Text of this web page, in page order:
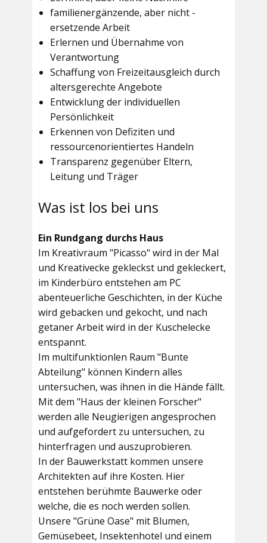
familienergänzende, aber nicht -
ersetzende Arbeit
Erlernen und Übernahme von
Verantwortung
Schaffung von Freizeitausgleich durch
altersgerechte Angebote
Entwicklung der individuellen
Persönlichkeit
Erkennen von Defiziten und
ressourcenorientiertes Handeln
Transparenz gegenüber Eltern,
Leitung und Träger
Was ist los bei uns
Ein Rundgang durchs Haus
Im Kreativraum "Picasso" wird in der Mal
und Kreativecke gekleckst und gekleckert,
im Kinderbüro entstehen am PC
abenteuerliche Geschichten, in der Küche
wird gebacken und gekocht, und nach
getaner Arbeit wird in der Kuschelecke
entspannt.
Im multifunktionlen Raum "Bunte
Abteilung" können Kindern alles
untersuchen, was ihnen in die Hände fällt.
Mit dem "Haus der kleinen Forscher"
werden alle Neugierigen angesprochen
und aufgefordert zu untersuchen, zu
hinterfragen und auszuprobieren.
In der Bauwerkstatt kommen unsere
Architekten auf ihre Kosten. Hier
entstehen berühmte Bauwerke oder
welche, die es noch werden sollen.
Unsere "Grüne Oase" mit Blumen,
Gemüsebeet, Insektenhotel und einem